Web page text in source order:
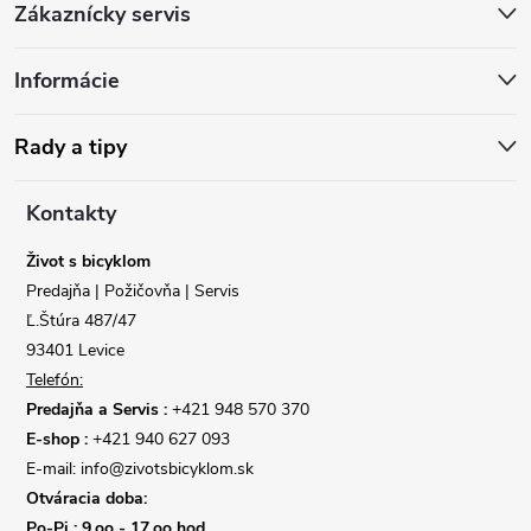
p
ä
Zákaznícky servis
Informácie
Rady a tipy
Kontakty
Život s bicyklom
Predajňa | Požičovňa | Servis
Ľ.Štúra 487/47
93401 Levice
Telefón:
Predajňa a Servis : +421 948 570 370
E-shop : +421 940 627 093
E-mail: info@zivotsbicyklom.sk
Otváracia doba:
Reklamácie